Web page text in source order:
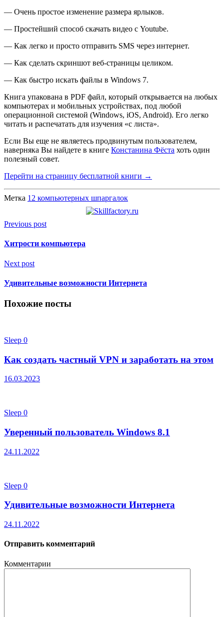
— Очень простое изменение размера ярлыков.
— Простейший способ скачать видео с Youtube.
— Как легко и просто отправить SMS через интернет.
— Как сделать скриншот веб-страницы целиком.
— Как быстро искать файлы в Windows 7.
Книга упакована в PDF файл, который открывается на любых
компьютерах и мобильных устройствах, под любой
операционной системой (Windows, iOS, Android). Его легко
читать и распечатать для изучения «с листа».
Если Вы еще не являетесь продвинутым пользователем,
наверняка Вы найдете в книге Констанина Фёста хоть один
полезный совет.
Перейти на страницу бесплатной книги →
Метка 12 компьютерных шпаргалок
Previous post
Хитрости компьютера
Next post
Удивительные возможности Интернета
Похожие посты
Sleep 0
Как создать частный VPN и заработать на этом
16.03.2023
Sleep 0
Уверенный пользователь Windows 8.1
24.11.2022
Sleep 0
Удивительные возможности Интернета
24.11.2022
Отправить комментарий
Комментарии